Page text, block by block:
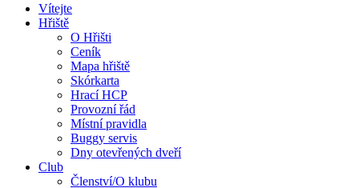
Vítejte
Hřiště
O Hřišti
Ceník
Mapa hřiště
Skórkarta
Hrací HCP
Provozní řád
Místní pravidla
Buggy servis
Dny otevřených dveří
Club
Členství/O klubu